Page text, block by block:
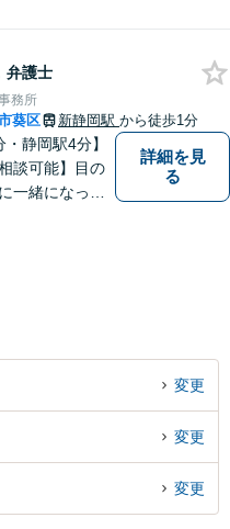
さい。
弁護士
務所
葵区 新静岡駅 から徒歩1分
・静岡駅4分】
談可能】目の
一緒になって
詳細を見
る
変更
変更
変更